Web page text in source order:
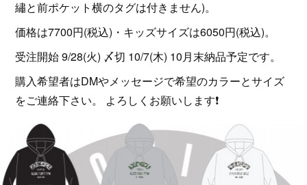
繡と前ポケット横のタグは付きません)。
価格は7700円(税込)・キッズサイズは6050円(税込)。
受注開始 9/28(火) 〆切 10/7(木) 10月末納品予定です。
購入希望者はDMやメッセージで希望のカラーとサイズ
をご連絡下さい。 よろしくお願いします❗